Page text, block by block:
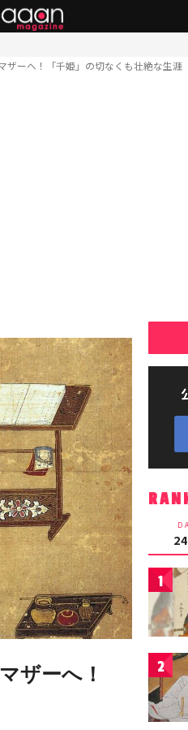
ーへ！「千姫」の切なくも壮絶な生涯
ザーへ！
1
2